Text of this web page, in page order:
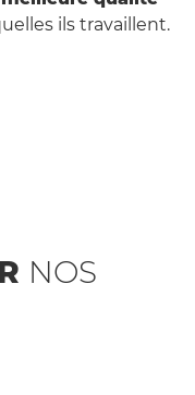
ils travaillent.
NOS